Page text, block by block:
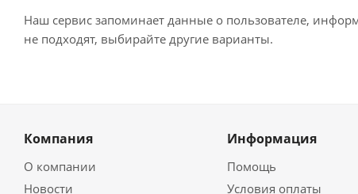
Наш сервис запоминает данные о пользователе,
не подходят, выбирайте другие варианты.
Компания
О компании
Новости
Информация
Помощь
Условия оплаты